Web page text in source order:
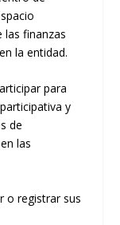
finanzas
la entidad.
para
y
de
las
o registrar sus